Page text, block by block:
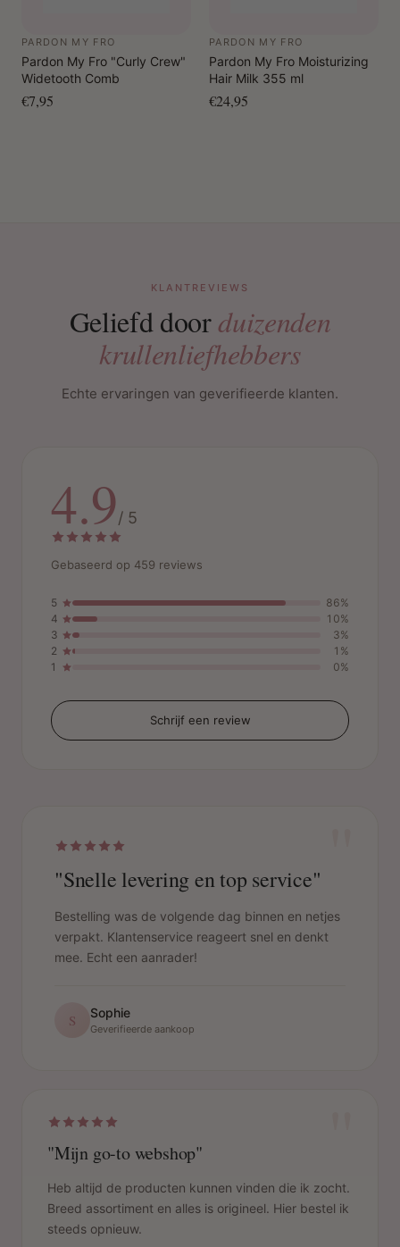
PARDON MY FRO
Pardon My Fro "Curly Crew"
Widetooth Comb
€7,95
PARDON MY FRO
Pardon My Fro Moisturizing
Hair Milk 355 ml
€24,95
KLANTREVIEWS
Geliefd doorduizenden
krullenliefhebbers
Echte ervaringen van geverifieerde klanten.
4.9/ 5
Gebaseerd op 459 reviews
5
86%
4
10%
3
3%
2
1%
1
0%
Schrijf een review
"Snelle levering en top service"
Bestelling was de volgende dag binnen en netjes
verpakt. Klantenservice reageert snel en denkt
mee. Echt een aanrader!
S Sophie
Geverifieerde aankoop
"Mijn go-to webshop"
Heb altijd de producten kunnen vinden die ik zocht.
Breed assortiment en alles is origineel. Hier bestel ik
steeds opnieuw.